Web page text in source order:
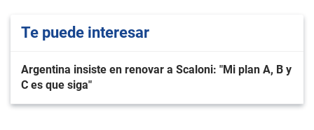
Te puede interesar
Argentina insiste en renovar a Scaloni: "Mi plan A, B y
C es que siga"